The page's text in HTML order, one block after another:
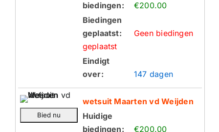
biedingen:
€200.00
Biedingen
geplaatst:
Geen biedingen
geplaatst
Eindigt
over:
147 dagen
wetsuit Maarten vd Weijden
Huidige
biedingen:
€200.00